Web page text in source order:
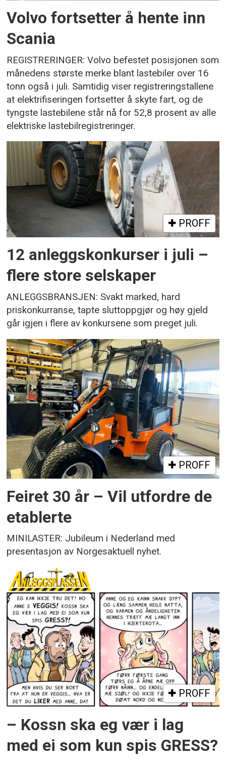
Volvo fortsetter å hente inn
Scania
REGISTRERINGER: Volvo befestet posisjonen som
månedens største merke blant lastebiler over 16
tonn også i juli. Samtidig viser registreringstallene
at elektrifiseringen fortsetter å skyte fart, og de
tyngste lastebilene står nå for 52,8 prosent av alle
elektriske lastebilregistreringer.
PROFF
12 anleggskonkurser i juli –
flere store selskaper
ANLEGGSBRANSJEN: Svakt marked, hard
priskonkurranse, tapte sluttoppgjør og høy gjeld
går igjen i flere av konkursene som preget juli.
PROFF
Feiret 30 år – Vil utfordre de
etablerte
MINILASTER: Jubileum i Nederland med
presentasjon av Norgesaktuell nyhet.
PROFF
– Kossn ska eg vær i lag
med ei som kun spis GRESS?